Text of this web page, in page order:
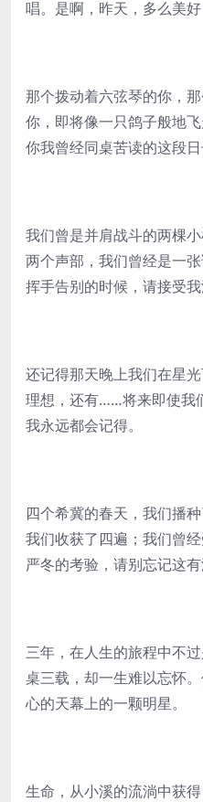
唱。是啊，昨天，多么美
那个拨动着六弦琴的你，
你，即将像一只鸽子般地
你我曾经同桌苦读的这段日
我们曾是并肩战斗的两棵
两个声部，我们曾经是一
挥手告别的时候，请接受我
还记得那天晚上我们在星
理想，还有……将来即使我
我永远都会记得。
四个希冀的春天，我们播
我们收获了四遍；我们曾
严冬的考验，请别忘记这
三年，在人生的旅程中不
桌三载，却一生难以忘怀
心的天幕上的一颗明星。
生命，从小溪的流淌中获